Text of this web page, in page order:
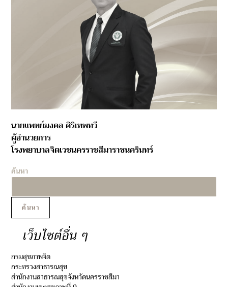
นายแพทย์มงคล ศิริเทพทวี
ผู้อำนวยการ
โรงพยาบาลจิตเวชนครราชสีมาราชนครินทร์
ค้นหา
ค้นหา
เว็บไซต์อื่น ๆ
กรมสุขภาพจิต
กระทรวงสาธารณสุข
สำนักงานสาธารณสุขจังหวัดนครราชสีมา